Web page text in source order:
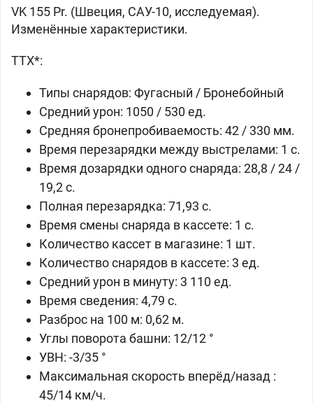
VK 155 Pr. (Швеция, САУ-10, исследуемая).
Изменённые характеристики.
ТТХ*:
Типы снарядов: Фугасный / Бронебойный
Средний урон: 1050 / 530 ед.
Средняя бронепробиваемость: 42 / 330 мм.
Время перезарядки между выстрелами: 1 с.
Время дозарядки одного снаряда: 28,8 / 24 /
19,2 c.
Полная перезарядка: 71,93 c.
Время смены снаряда в кассете: 1 с.
Количество кассет в магазине: 1 шт.
Количество снарядов в кассете: 3 ед.
Средний урон в минуту: 3 110 ед.
Время сведения: 4,79 с.
Разброс на 100 м: 0,62 м.
Углы поворота башни: 12/12 °
УВН: -3/35 °
Максимальная скорость вперёд/назад :
45/14 км/ч.